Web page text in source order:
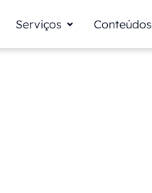
Serviços Conteúdos